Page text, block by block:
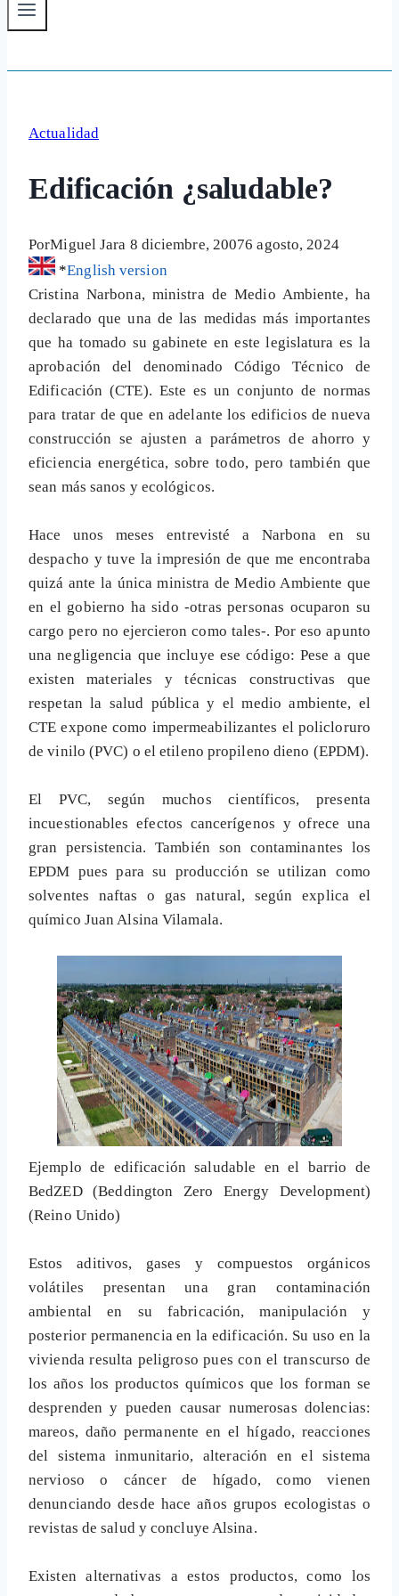
Actualidad
Edificación ¿saludable?
PorMiguel Jara 8 diciembre, 20076 agosto, 2024
*English version
Cristina Narbona, ministra de Medio Ambiente, ha
declarado que una de las medidas más importantes
que ha tomado su gabinete en este legislatura es la
aprobación del denominado Código Técnico de
Edificación (CTE). Este es un conjunto de normas
para tratar de que en adelante los edificios de nueva
construcción se ajusten a parámetros de ahorro y
eficiencia energética, sobre todo, pero también que
sean más sanos y ecológicos.
Hace unos meses entrevisté a Narbona en su
despacho y tuve la impresión de que me encontraba
quizá ante la única ministra de Medio Ambiente que
en el gobierno ha sido -otras personas ocuparon su
cargo pero no ejercieron como tales-. Por eso apunto
una negligencia que incluye ese código: Pese a que
existen materiales y técnicas constructivas que
respetan la salud pública y el medio ambiente, el
CTE expone como impermeabilizantes el policloruro
de vinilo (PVC) o el etileno propileno dieno (EPDM).
El PVC, según muchos científicos, presenta
incuestionables efectos cancerígenos y ofrece una
gran persistencia. También son contaminantes los
EPDM pues para su producción se utilizan como
solventes naftas o gas natural, según explica el
químico Juan Alsina Vilamala.
Ejemplo de edificación saludable en el barrio de
BedZED (Beddington Zero Energy Development)
(Reino Unido)
Estos aditivos, gases y compuestos orgánicos
volátiles presentan una gran contaminación
ambiental en su fabricación, manipulación y
posterior permanencia en la edificación. Su uso en la
vivienda resulta peligroso pues con el transcurso de
los años los productos químicos que los forman se
desprenden y pueden causar numerosas dolencias:
mareos, daño permanente en el hígado, reacciones
del sistema inmunitario, alteración en el sistema
nervioso o cáncer de hígado, como vienen
denunciando desde hace años grupos ecologistas o
revistas de salud y concluye Alsina.
Existen alternativas a estos productos, como los